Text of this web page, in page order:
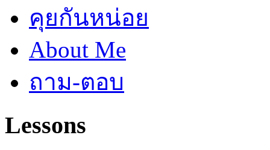
คุยกันหน่อย
About Me
ถาม-ตอบ
Lessons